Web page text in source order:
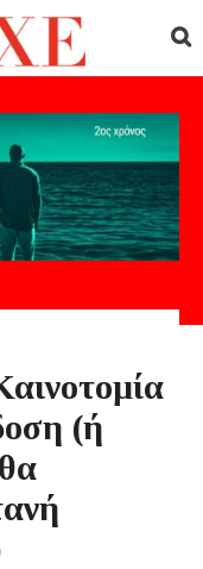
(ή